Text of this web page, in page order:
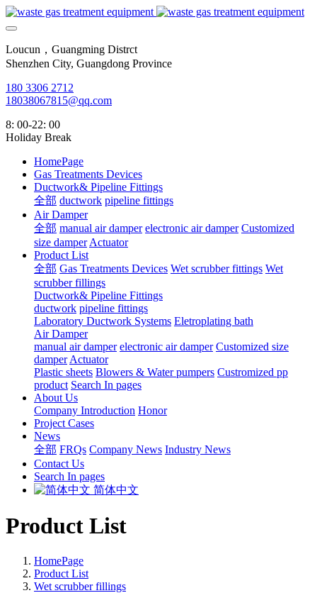
Loucun，Guangming Distrct
Shenzhen City, Guangdong Province
180 3306 2712
18038067815@qq.com
8: 00-22: 00
Holiday Break
HomePage
Gas Treatments Devices
Ductwork& Pipeline Fittings
全部 ductwork pipeline fittings
Air Damper
全部 manual air damper electronic air damper Customized
size damper Actuator
Product List
全部 Gas Treatments Devices Wet scrubber fittings Wet
scrubber fillings
Ductwork& Pipeline Fittings
ductwork pipeline fittings
Laboratory Ductwork Systems Eletroplating bath
Air Damper
manual air damper electronic air damper Customized size
damper Actuator
Plastic sheets Blowers & Water pumpers Custromized pp
product Search In pages
About Us
Company Introduction Honor
Project Cases
News
全部 FRQs Company News Industry News
Contact Us
Search In pages
简体中文
Product List
HomePage
Product List
Wet scrubber fillings